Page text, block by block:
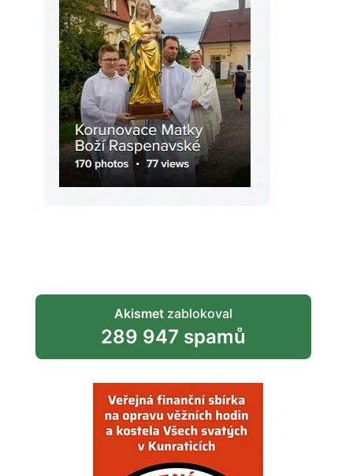
Akismetzablokoval
289 947 spamů